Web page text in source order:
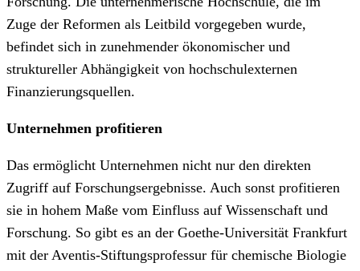
Zuge der Reformen als Leitbild vorgegeben wurde,
befindet sich in zunehmender ökonomischer und
struktureller Abhängigkeit von hochschulexternen
Finanzierungsquellen.
Unternehmen profitieren
Das ermöglicht Unternehmen nicht nur den direkten
Zugriff auf Forschungsergebnisse. Auch sonst profitieren
sie in hohem Maße vom Einfluss auf Wissenschaft und
Forschung. So gibt es an der Goethe-Universität Frankfurt
mit der Aventis-Stiftungsprofessur für chemische Biologie